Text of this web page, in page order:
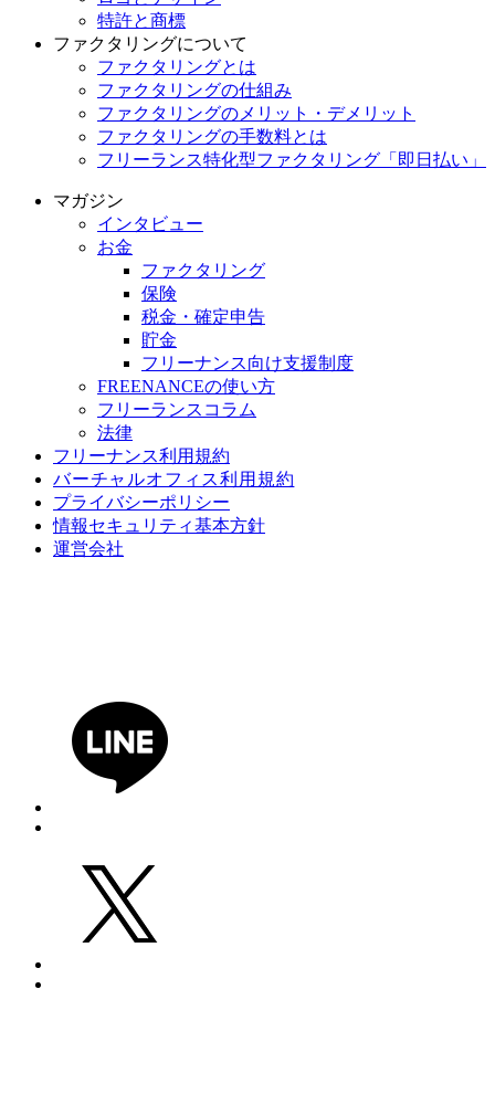
特許と商標
ファクタリングについて
ファクタリングとは
ファクタリングの仕組み
ファクタリングのメリット・デメリット
ファクタリングの手数料とは
フリーランス特化型ファクタリング「即日払い」
マガジン
インタビュー
お金
ファクタリング
保険
税金・確定申告
貯金
フリーナンス向け支援制度
FREENANCEの使い方
フリーランスコラム
法律
フリーナンス利用規約
バーチャルオフィス利用規約
プライバシーポリシー
情報セキュリティ基本方針
運営会社